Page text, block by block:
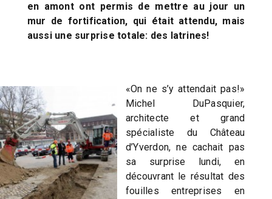
en amont ont permis de mettre au jour un
mur de fortification, qui était attendu, mais
aussi une surprise totale: des latrines!
«On ne s’y attendait pas!»
Michel DuPasquier,
architecte et grand
spécialiste du Château
d’Yverdon, ne cachait pas
sa surprise lundi, en
découvrant le résultat des
fouilles entreprises en